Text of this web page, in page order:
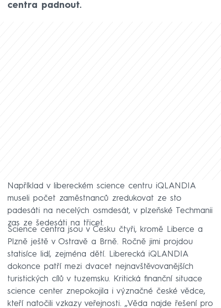
centra padnout.
Například v libereckém science centru iQLANDIA
museli počet zaměstnanců zredukovat ze sto
padesáti na necelých osmdesát, v plzeňské Techmanii
zas ze šedesáti na třicet.
Science centra jsou v Česku čtyři, kromě Liberce a
Plzně ještě v Ostravě a Brně. Ročně jimi projdou
statisíce lidí, zejména dětí. Liberecká iQLANDIA
dokonce patří mezi dvacet nejnavštěvovanějších
turistických cílů v tuzemsku. Kritická finanční situace
science center znepokojila i význačné české vědce,
kteří natočili vzkazy veřejnosti. „Věda najde řešení pro